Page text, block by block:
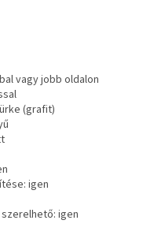
vagy jobb oldalon
(grafit)
igen
igen